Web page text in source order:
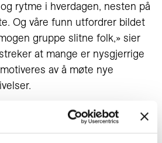
rytme i hverdagen, nesten på
Og våre funn utfordrer bildet
gruppe slitne folk,» sier
at mange er nysgjerrige
av å møte nye
nytt enn